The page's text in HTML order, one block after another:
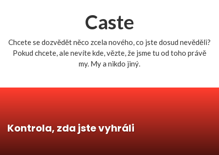
Caste
Chcete se dozvědět něco zcela nového, co jste dosud nevěděli?
Pokud chcete, ale nevíte kde, vězte, že jsme tu od toho právě
my. My a nikdo jiný.
Kontrola, zda jste vyhráli